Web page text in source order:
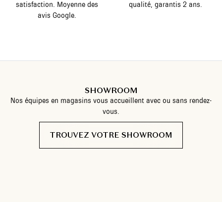
satisfaction. Moyenne des
avis Google.
qualité, garantis 2 ans.
SHOWROOM
Nos équipes en magasins vous accueillent avec ou sans rendez-
vous.
TROUVEZ VOTRE SHOWROOM